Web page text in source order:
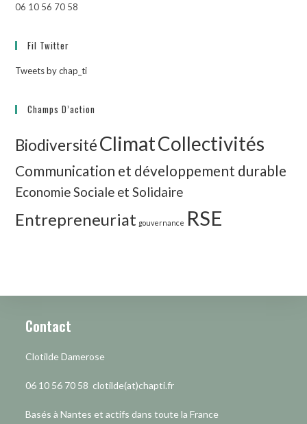
06 10 56 70 58
Fil Twitter
Tweets by chap_ti
Champs D’action
BiodiversitéClimatCollectivités
Communication et développement durable
Economie Sociale et Solidaire
Entrepreneuriat gouvernance RSE
Contact
Clotilde Damerose
06 10 56 70 58 clotilde(at)chapti.fr
Basés à Nantes et actifs dans toute la France